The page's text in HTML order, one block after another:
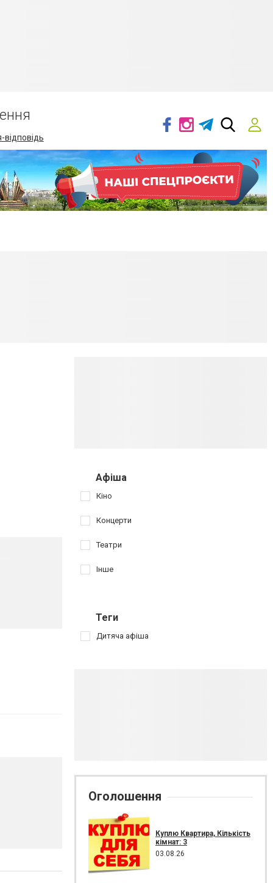
відповідь
Афіша
Кіно
Концерти
Театри
Інше
Теги
Дитяча афіша
Оголошення
Куплю Квартира, Кількість
кімнат: 3
03.08.26